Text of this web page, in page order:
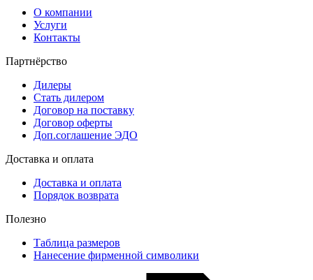
О компании
Услуги
Контакты
Партнёрство
Дилеры
Стать дилером
Договор на поставку
Договор оферты
Доп.соглашение ЭДО
Доставка и оплата
Доставка и оплата
Порядок возврата
Полезно
Таблица размеров
Нанесение фирменной символики